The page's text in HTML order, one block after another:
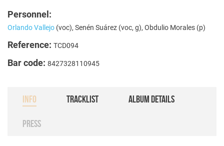
Personnel:
Orlando Vallejo (voc), Senén Suárez (voc, g), Obdulio Morales (p)
Reference: TCD094
Bar code: 8427328110945
INFO TRACKLIST ALBUM DETAILS
PRESS